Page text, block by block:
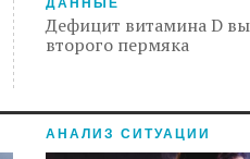
ДАННЫЕ
Дефицит витамина D
второго пермяка
АНАЛИЗ СИТУАЦИИ